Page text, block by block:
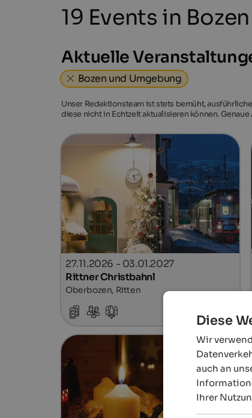
19 Events in
Aktuelle
Bozen und Umgebung
Unser Redaktionsteam ist stets bemüht,
diese nicht in Echtzeit aktualisieren können.
27.11.2026 - 03.01.2027
Rittner Christbahnl
Oberbozen, Ritten
Details
Diese
Wir
auch an
Ihrer